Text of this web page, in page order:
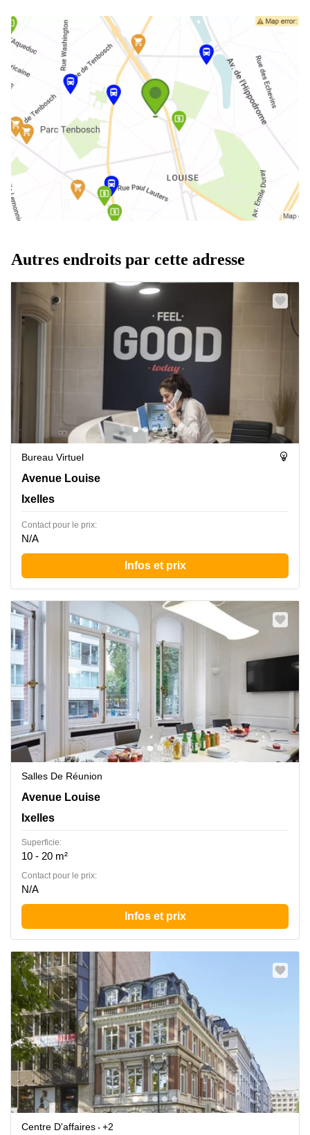
Autres endroits par cette adresse
Bureau Virtuel
Avenue Louise 367, Ixelles
Avenue Louise
Ixelles
Contact pour le prix:
N/A
Infos et prix
Salles De Réunion
Avenue Louise 367, Ixelles
Avenue Louise
Ixelles
Superficie:
10 - 20 m²
Contact pour le prix:
N/A
Infos et prix
Centre D'affaires
+2